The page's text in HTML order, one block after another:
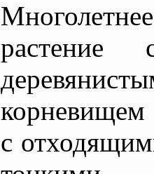
растение
корневищем
с